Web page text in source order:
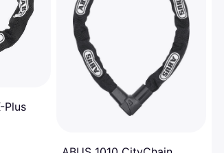
Plus